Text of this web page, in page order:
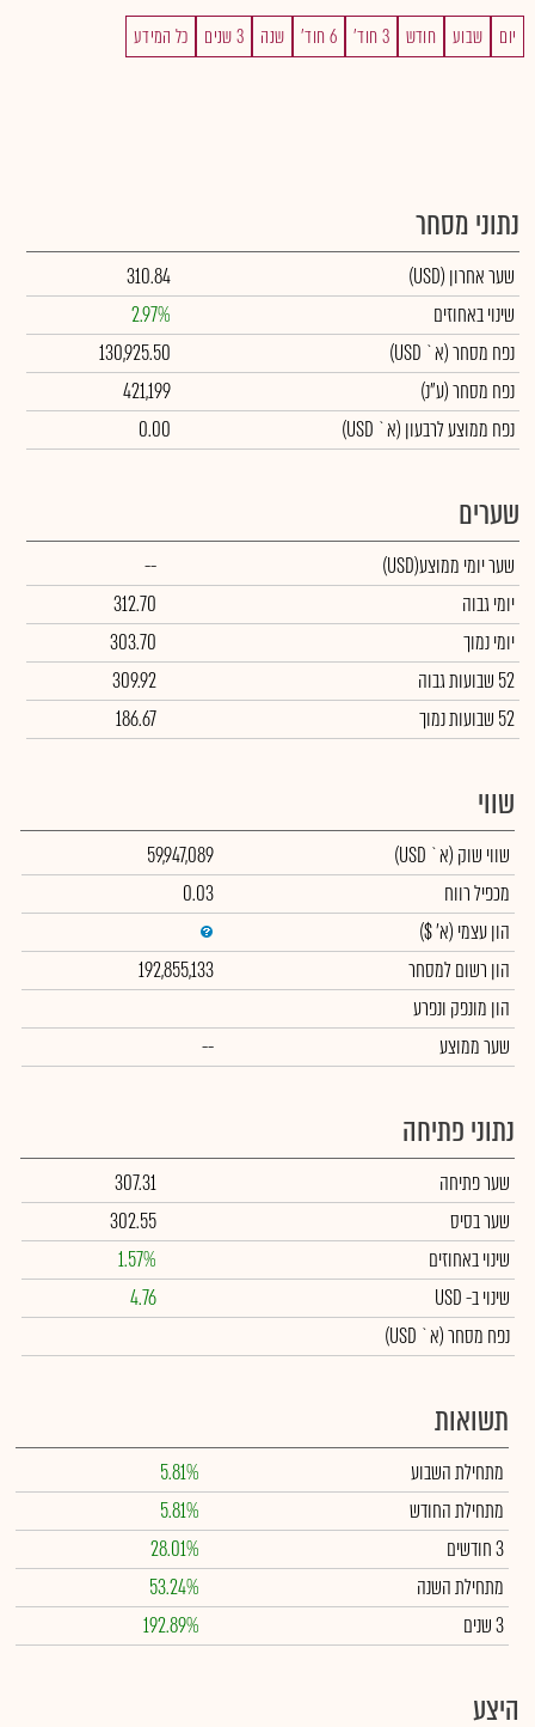
יום שבוע חודש 3 חוד' 6 חוד' שנה 3 שנים כל המידע
נתוני מסחר
שער אחרון (USD)
310.84
שינוי באחוזים
2.97%
נפח מסחר(א` USD)
130,925.50
נפח מסחר(ע"נ)
421,199
נפח ממוצע לרבעון (א` USD)
0.00
שערים
שער יומי ממוצע(USD)
--
יומי גבוה
312.70
יומי נמוך
303.70
52 שבועות גבוה
309.92
52 שבועות נמוך
186.67
שווי
שווי שוק (א` USD)
59,947,089
מכפיל רווח
0.03
הון עצמי (א' $)
הון רשום למסחר
192,855,133
הון מונפק ונפרע
שער ממוצע
--
נתוני פתיחה
שער פתיחה
307.31
שער בסיס
302.55
שינוי באחוזים
1.57%
שינויב- USD
4.76
נפח מסחר(א` USD)
תשואות
מתחילת השבוע
5.81%
מתחילת החודש
5.81%
3 חודשים
28.01%
מתחילת השנה
53.24%
3 שנים
192.89%
היצע